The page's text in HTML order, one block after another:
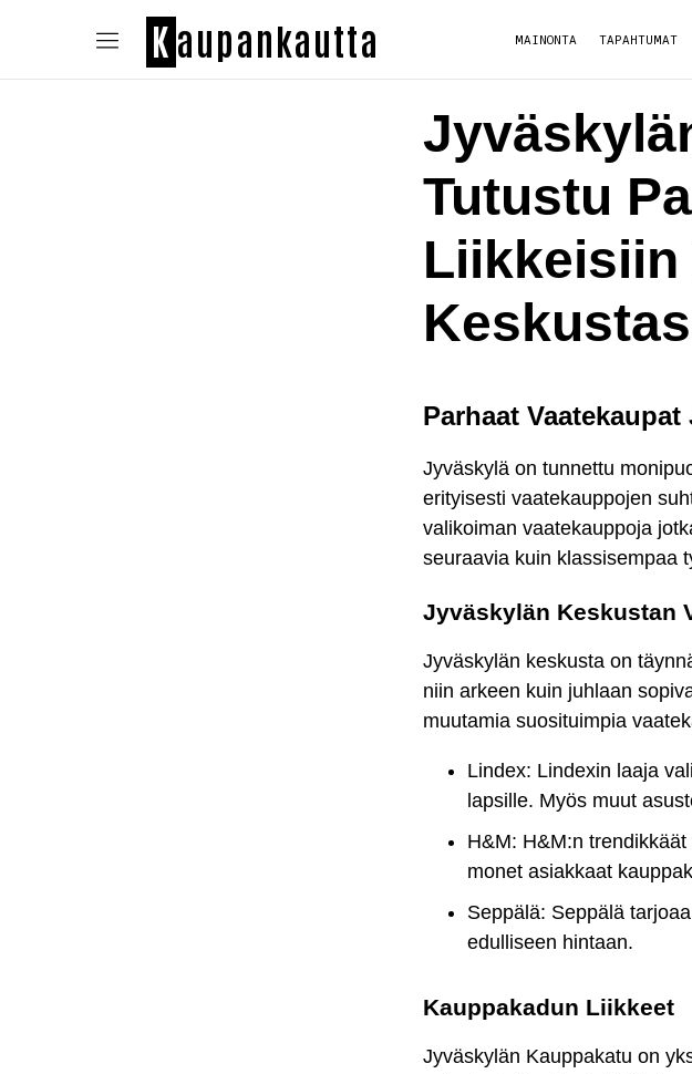
K aupankautta MAINONTA TAPAHTUMAT
Tutustu
Liikkeisiin
Parhaat
Jyväskylä on tunnettu
erityisesti vaatekauppojen
valikoiman vaatekauppoja
seuraavia kuin klassisempaa
Jyväskylän Keskustan
Jyväskylän keskusta on
niin arkeen kuin juhlaan
muutamia suosituimpia
Lindex: Lindexin laaja
lapsille. Myös muut
H&M: H&M:n
monet asiakkaat
Seppälä: Seppälä
edulliseen hintaan.
Kauppakadun Liikkeet
Jyväskylän Kauppakatu on